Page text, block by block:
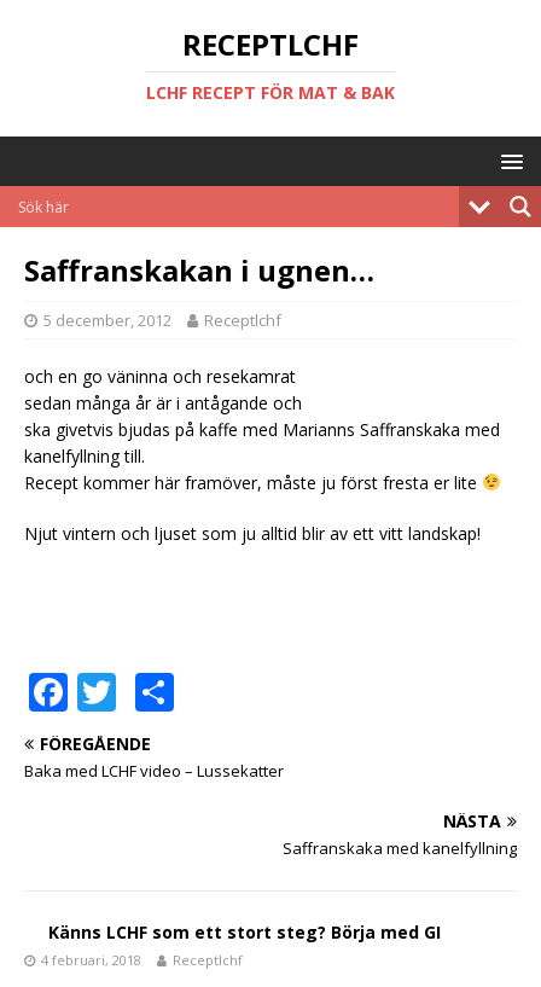
RECEPTLCHF
LCHF RECEPT FÖR MAT & BAK
Saffranskakan i ugnen…
5 december, 2012 Receptlchf
och en go väninna och resekamrat
sedan många år är i antågande och
ska givetvis bjudas på kaffe med Marianns Saffranskaka med
kanelfyllning till.
Recept kommer här framöver, måste ju först fresta er lite
Njut vintern och ljuset som ju alltid blir av ett vitt landskap!
F
a
c
o
k
T
w
it a
FÖREGÅENDE
Baka med LCHF video – Lussekatter
NÄSTA
Saffranskaka med kanelfyllning
Känns LCHF som ett stort steg? Börja med GI
4 februari, 2018 Receptlchf